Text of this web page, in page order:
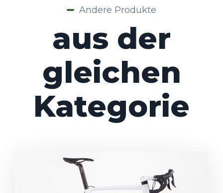
Andere Produkte
aus der
gleichen
Kategorie